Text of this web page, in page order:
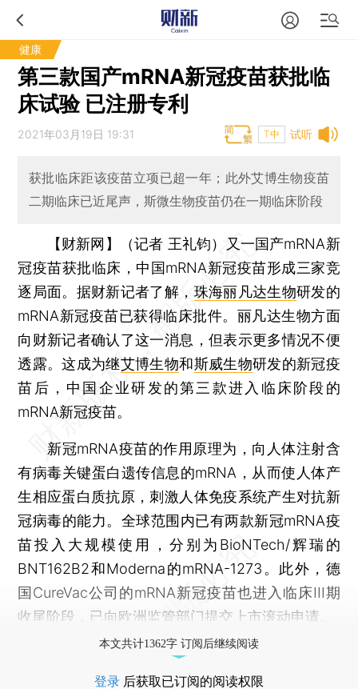
健康
第三款国产mRNA新冠疫苗获批临
床试验 已注册专利
试听
2021年03月19日 19:31 T中
获批临床距该疫苗立项已超一年；此外艾博生物疫苗
二期临床已近尾声，斯微生物疫苗仍在一期临床阶段
【财新网】（记者 王礼钧）
又一国产mRNA新
冠疫苗获批临床，中国mRNA新冠疫苗形成三家竞
逐局面。据财新记者了解， 珠海丽凡达生物研发的
mRNA新冠疫苗已获得临床批件。丽凡达生物方面
向财新记者确认了这一消息，但表示更多情况不便
透露。这成为继艾博生物和斯威生物研发的新冠疫
苗后，中国企业研发的第三款进入临床阶段的
mRNA新冠疫苗。
新冠mRNA疫苗的作用原理为，向人体注射含
有病毒关键蛋白遗传信息的mRNA，从而使人体产
生相应蛋白质抗原，刺激人体免疫系统产生对抗新
冠病毒的能力。全球范围内已有两款新冠mRNA疫
苗投入大规模使用，分别为BioNTech/辉瑞的
BNT162B2和Moderna的mRNA-1273。此外，德
国CureVac公司的mRNA新冠疫苗也进入临床III期
收尾阶段，已向欧洲监管部门提交上市滚动申请。
本文共计1362字 订阅后继续阅读
登录 后获取已订阅的阅读权限